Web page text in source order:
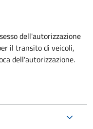
dell'autorizzazione
il transito di veicoli,
dell'autorizzazione.